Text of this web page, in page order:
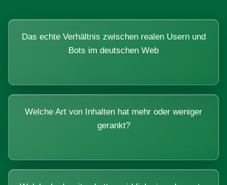
Das echte Verhältnis zwischen realen Usern und
Bots im deutschen Web
Welche Art von Inhalten hat mehr oder weniger
gerankt?